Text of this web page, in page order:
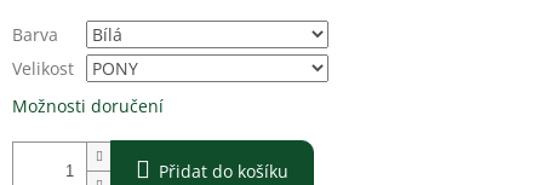
Barva
Velikost
Možnosti doručení
Přidat do košíku